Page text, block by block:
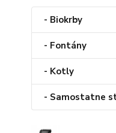
- Biokrby
- Fontány
- Kotly
- Samostatne